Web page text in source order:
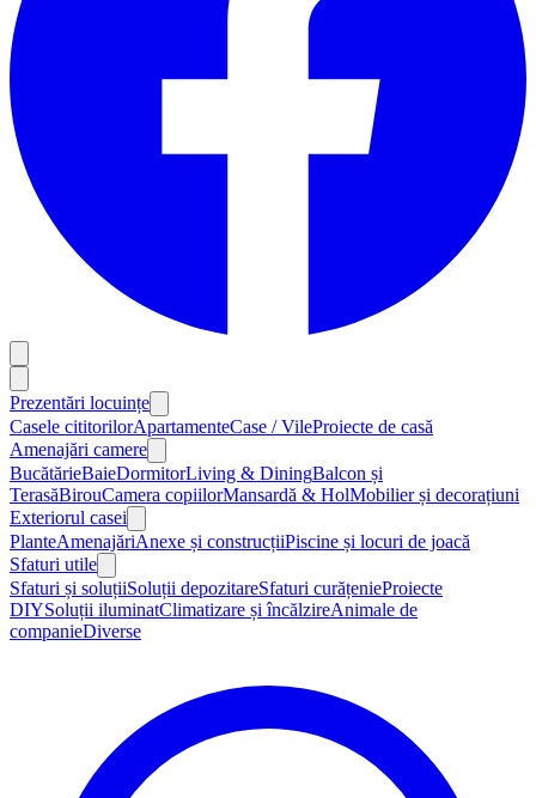
Prezentări locuințe
Casele cititorilorApartamenteCase / VileProiecte de casă
Amenajări camere
BucătărieBaieDormitorLiving & DiningBalcon și
TerasăBirouCamera copiilorMansardă & HolMobilier și decorațiuni
Exteriorul casei
PlanteAmenajăriAnexe și construcțiiPiscine și locuri de joacă
Sfaturi utile
Sfaturi și soluțiiSoluții depozitareSfaturi curățenieProiecte
DIYSoluții iluminatClimatizare și încălzireAnimale de
companieDiverse